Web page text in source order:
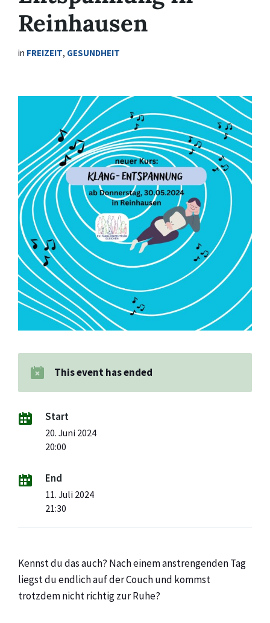
Reinhausen
in FREIZEIT, GESUNDHEIT
This event has ended
Start
20. Juni 2024
20:00
End
11. Juli 2024
21:30
Kennst du das auch? Nach einem anstrengenden Tag
liegst du endlich auf der Couch und kommst
trotzdem nicht richtig zur Ruhe?